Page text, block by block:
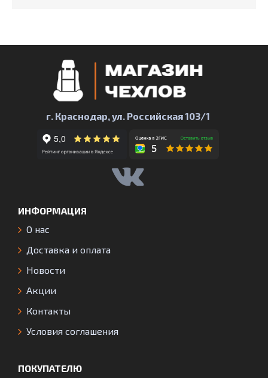
г. Краснодар, ул. Российская 103/1
ИНФОРМАЦИЯ
О нас
Доставка и оплата
Новости
Акции
Контакты
Условия соглашения
ПОКУПАТЕЛЮ